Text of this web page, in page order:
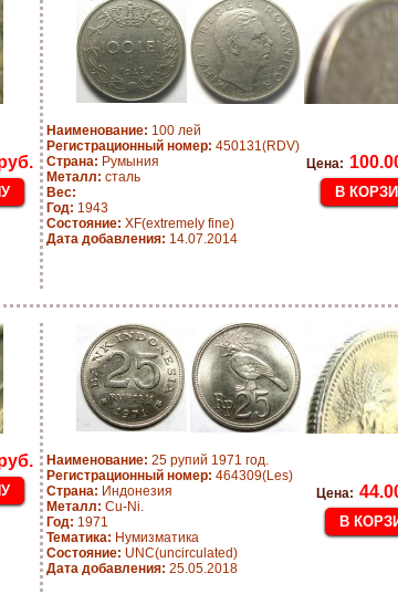
Наименование: 100 лей
Регистрационный номер: 450131(RDV)
Страна: Румыния
Металл: сталь
Вес:
Год: 1943
Состояние: XF(extremely fine)
Дата добавления: 14.07.2014
Цена:
Наименование: 25 рупий 1971 год.
Регистрационный номер: 464309(Les)
Страна: Индонезия
Металл: Cu-Ni.
Год: 1971
Тематика: Нумизматика
Состояние: UNC(uncirculated)
Дата добавления: 25.05.2018
Цена: